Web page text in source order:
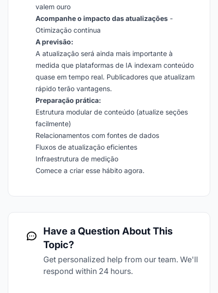
valem ouro
Acompanhe o impacto das atualizações -
Otimização contínua
A previsão:
A atualização será ainda mais importante à
medida que plataformas de IA indexam conteúdo
quase em tempo real. Publicadores que atualizam
rápido terão vantagens.
Preparação prática:
Estrutura modular de conteúdo (atualize seções
facilmente)
Relacionamentos com fontes de dados
Fluxos de atualização eficientes
Infraestrutura de medição
Comece a criar esse hábito agora.
Have a Question About This
Topic?
Get personalized help from our team. We'll
respond within 24 hours.